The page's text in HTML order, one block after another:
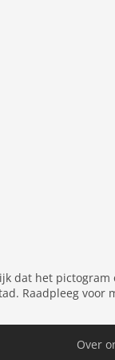
terras,
inbegrepen
dat het
Raadpleeg
Over